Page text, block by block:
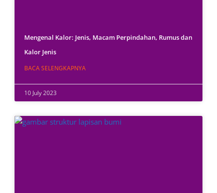
Mengenal Kalor: Jenis, Macam Perpindahan, Rumus dan
Kalor Jenis
BACA SELENGKAPNYA
10 July 2023